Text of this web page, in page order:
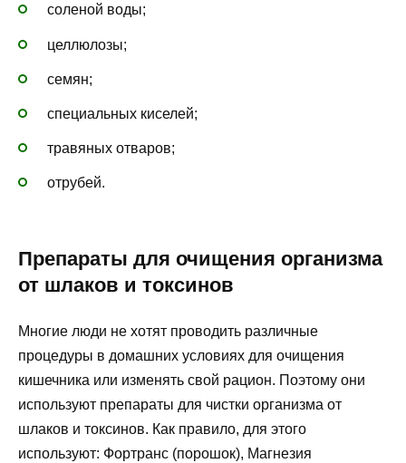
соленой воды;
целлюлозы;
семян;
специальных киселей;
травяных отваров;
отрубей.
Препараты для очищения организма
от шлаков и токсинов
Многие люди не хотят проводить различные
процедуры в домашних условиях для очищения
кишечника или изменять свой рацион. Поэтому они
используют препараты для чистки организма от
шлаков и токсинов. Как правило, для этого
используют: Фортранс (порошок), Магнезия